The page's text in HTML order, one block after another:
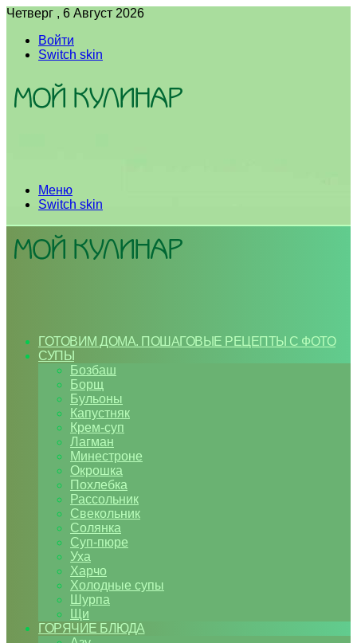
Четверг , 6 Август 2026
Войти
Switch skin
Меню
Switch skin
ГОТОВИМ ДОМА. ПОШАГОВЫЕ РЕЦЕПТЫ С ФОТО
СУПЫ
Бозбаш
Борщ
Бульоны
Капустняк
Крем-суп
Лагман
Минестроне
Окрошка
Похлебка
Рассольник
Свекольник
Солянка
Суп-пюре
Уха
Харчо
Холодные супы
Шурпа
Щи
ГОРЯЧИЕ БЛЮДА